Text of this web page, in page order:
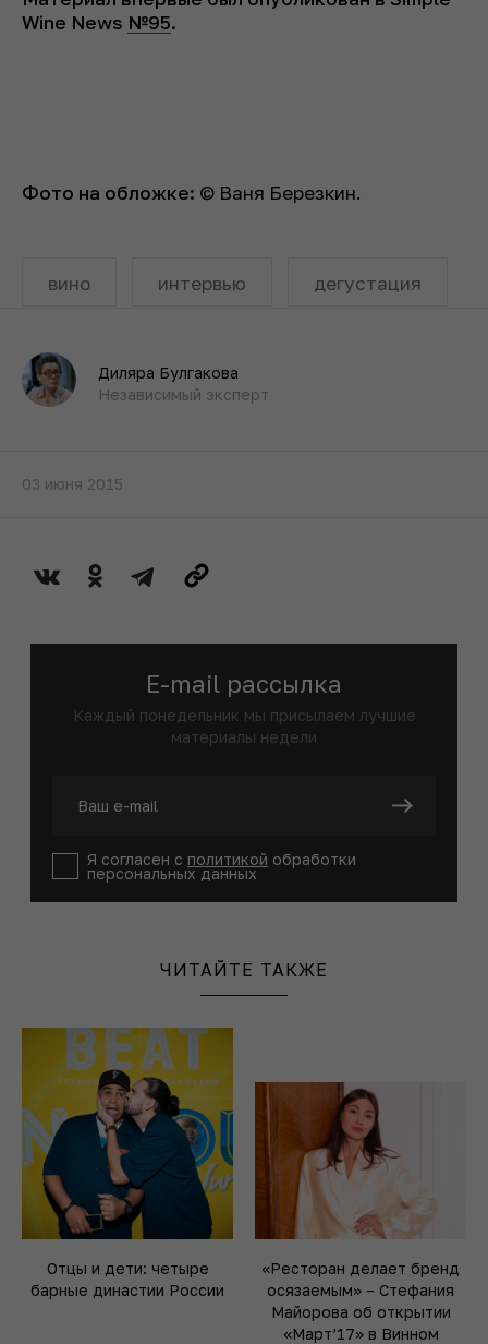
Wine News №95.
Фото на обложке:
Независимый эксперт
E-mail рассылка
Каждый понедельник мы присылаем лучшие
материалы недели
Я согласен сполитикой
персональных данных
ЧИТАЙТЕ ТАКЖЕ